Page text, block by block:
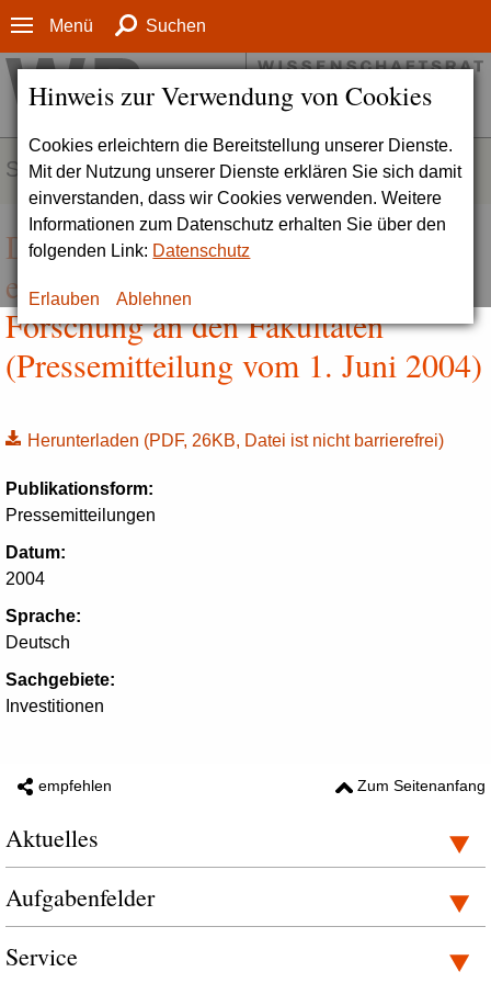
Hinweis zur Verwendung von Cookies
Cookies erleichtern die Bereitstellung unserer Dienste.
Mit der Nutzung unserer Dienste erklären Sie sich damit
einverstanden, dass wir Cookies verwenden. Weitere
Informationen zum Datenschutz erhalten Sie über den
folgenden Link: Datenschutz
Erlauben Ablehnen
Menü Suchen
SERVICE
Die Universität Erfurt hat sich gut
etabliert. Problematisch ist die
Forschung an den Fakultäten
(Pressemitteilung vom 1. Juni 2004)
Herunterladen (PDF, 26KB, Datei ist nicht barrierefrei)
Publikationsform:
Pressemitteilungen
Datum:
2004
Sprache:
Deutsch
Sachgebiete:
Investitionen
empfehlen Zum Seitenanfang
Aktuelles
Aufgabenfelder
Service